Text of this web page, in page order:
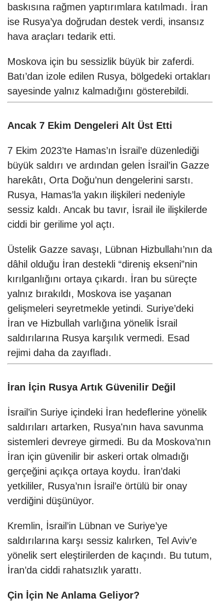
baskısına rağmen yaptırımlara katılmadı. İran
ise Rusya’ya doğrudan destek verdi, insansız
hava araçları tedarik etti.
Moskova için bu sessizlik büyük bir zaferdi.
Batı’dan izole edilen Rusya, bölgedeki ortakları
sayesinde yalnız kalmadığını gösterebildi.
Ancak 7 Ekim Dengeleri Alt Üst Etti
7 Ekim 2023’te Hamas’ın İsrail’e düzenlediği
büyük saldırı ve ardından gelen İsrail’in Gazze
harekâtı, Orta Doğu’nun dengelerini sarstı.
Rusya, Hamas’la yakın ilişkileri nedeniyle
sessiz kaldı. Ancak bu tavır, İsrail ile ilişkilerde
ciddi bir gerilime yol açtı.
Üstelik Gazze savaşı, Lübnan Hizbullahı’nın da
dâhil olduğu İran destekli “direniş ekseni”nin
kırılganlığını ortaya çıkardı. İran bu süreçte
yalnız bırakıldı, Moskova ise yaşanan
gelişmeleri seyretmekle yetindi. Suriye’deki
İran ve Hizbullah varlığına yönelik İsrail
saldırılarına Rusya karşılık vermedi. Esad
rejimi daha da zayıfladı.
İran İçin Rusya Artık Güvenilir Değil
İsrail’in Suriye içindeki İran hedeflerine yönelik
saldırıları artarken, Rusya'nın hava savunma
sistemleri devreye girmedi. Bu da Moskova’nın
İran için güvenilir bir askeri ortak olmadığı
gerçeğini açıkça ortaya koydu. İran’daki
yetkililer, Rusya’nın İsrail’e örtülü bir onay
verdiğini düşünüyor.
Kremlin, İsrail’in Lübnan ve Suriye’ye
saldırılarına karşı sessiz kalırken, Tel Aviv’e
yönelik sert eleştirilerden de kaçındı. Bu tutum,
İran’da ciddi rahatsızlık yarattı.
Çin İçin Ne Anlama Geliyor?